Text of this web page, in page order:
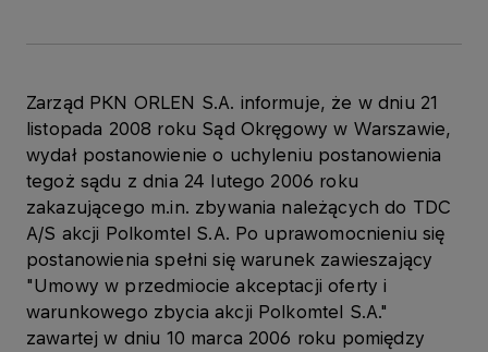
Zarząd PKN ORLEN S.A. informuje, że w dniu 21
listopada 2008 roku Sąd Okręgowy w Warszawie,
wydał postanowienie o uchyleniu postanowienia
tegoż sądu z dnia 24 lutego 2006 roku
zakazującego m.in. zbywania należących do TDC
A/S akcji Polkomtel S.A. Po uprawomocnieniu się
postanowienia spełni się warunek zawieszający
"Umowy w przedmiocie akceptacji oferty i
warunkowego zbycia akcji Polkomtel S.A."
zawartej w dniu 10 marca 2006 roku pomiędzy